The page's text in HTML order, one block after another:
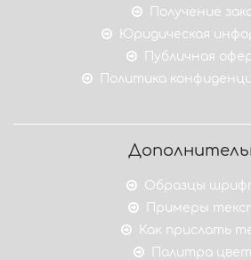
Получение
Юридическая
Публичная
Политика
Образцы
Примеры
Как прислать
Палитра